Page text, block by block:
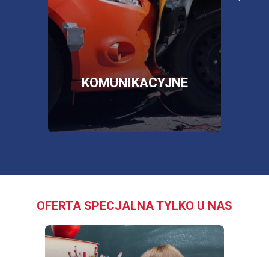
KOMUNIKACYJNE
SKLEP
OTWORZY
SIĘ
W
NOWEJ
KARCIE
OFERTA SPECJALNA TYLKO U NAS